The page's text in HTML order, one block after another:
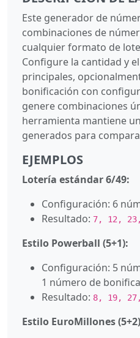
Este generador de
combinaciones de
cualquier formato de
Configure la cantidad y
principales,
bonificación con
genere combinaciones
herramienta mantiene
generados para
EJEMPLOS
Lotería estándar 6/49:
Configuración: 6
Resultado: 7, 12,
Estilo Powerball (5+1):
Configuración: 5
1 número de
Resultado: 8, 19,
Estilo EuroMillones